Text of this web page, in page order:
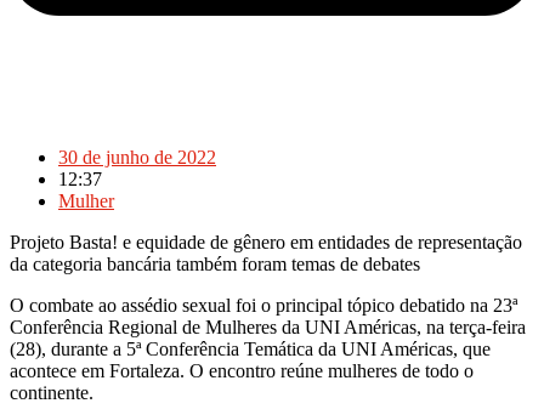
30 de junho de 2022
12:37
Mulher
Projeto Basta! e equidade de gênero em entidades de representação
da categoria bancária também foram temas de debates
O combate ao assédio sexual foi o principal tópico debatido na 23ª
Conferência Regional de Mulheres da UNI Américas, na terça-feira
(28), durante a 5ª Conferência Temática da UNI Américas, que
acontece em Fortaleza. O encontro reúne mulheres de todo o
continente.